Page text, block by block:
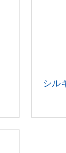
シル